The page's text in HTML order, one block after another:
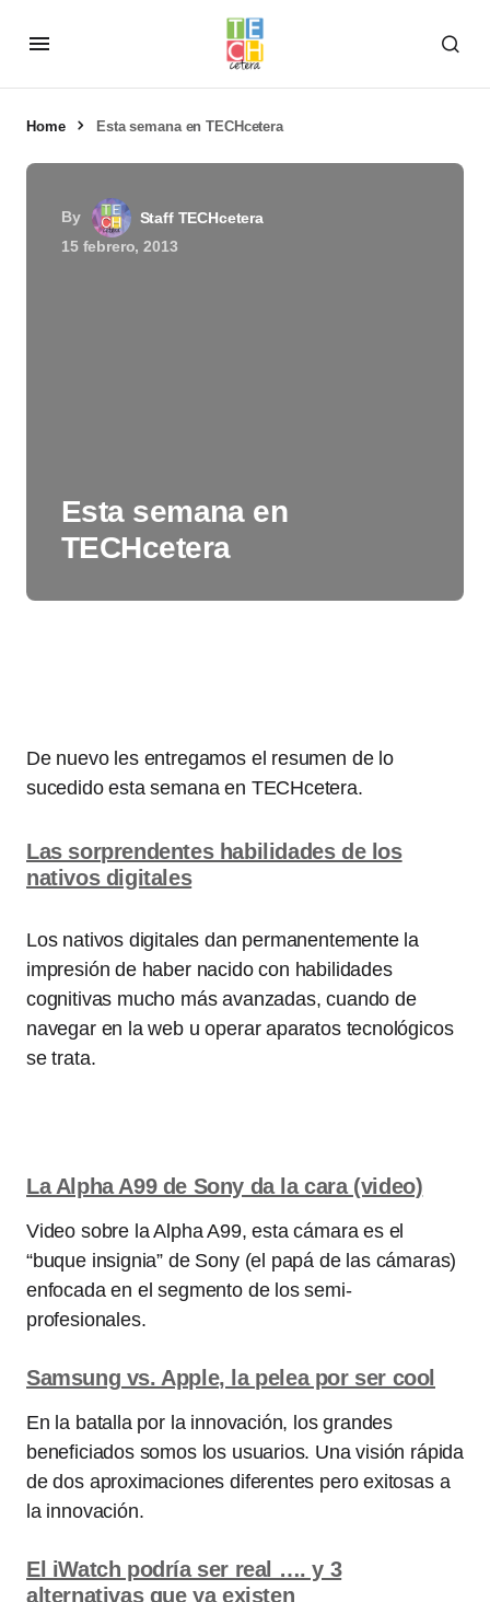
Home Esta semana en TECHcetera
By
Staff TECHcetera
15 febrero, 2013
Esta semana en
TECHcetera
De nuevo les entregamos el resumen de lo
sucedido esta semana en TECHcetera.
Las sorprendentes habilidades de los
nativos digitales
Los nativos digitales dan permanentemente la
impresión de haber nacido con habilidades
cognitivas mucho más avanzadas, cuando de
navegar en la web u operar aparatos tecnológicos
se trata.
La Alpha A99 de Sony da la cara (video)
Video sobre la Alpha A99, esta cámara es el
“buque insignia” de Sony (el papá de las cámaras)
enfocada en el segmento de los semi-
profesionales.
Samsung vs. Apple, la pelea por ser cool
En la batalla por la innovación, los grandes
beneficiados somos los usuarios. Una visión rápida
de dos aproximaciones diferentes pero exitosas a
la innovación.
El iWatch podría ser real …. y 3
alternativas que ya existen